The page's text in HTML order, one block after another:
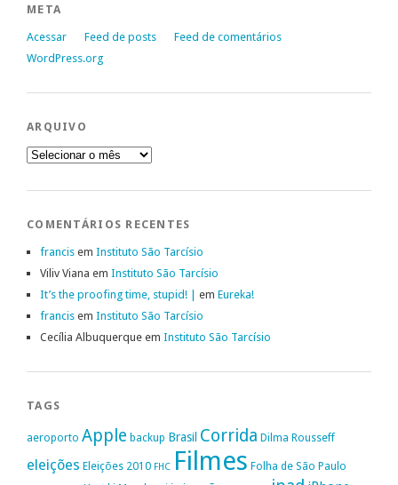
META
Acessar Feed de posts
Feed de comentários
WordPress.org
ARQUIVO
Arquivo
COMENTÁRIOS RECENTES
francis em Instituto São Tarcísio
Viliv Viana em Instituto São Tarcísio
It’s the proofing time, stupid! | em Eureka!
francis em Instituto São Tarcísio
Cecília Albuquerque em Instituto São Tarcísio
TAGS
aeroporto Apple backup Brasil Corrida Dilma Rousseff
eleições Eleições 2010 FHC Filmes Folha de São Paulo